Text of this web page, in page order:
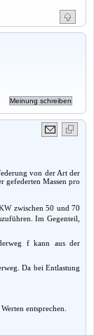
von der Art der
gefederten Massen pro
zwischen 50 und 70
Im Gegenteil,
f kann aus der
Da bei Entlastung
entsprechen.